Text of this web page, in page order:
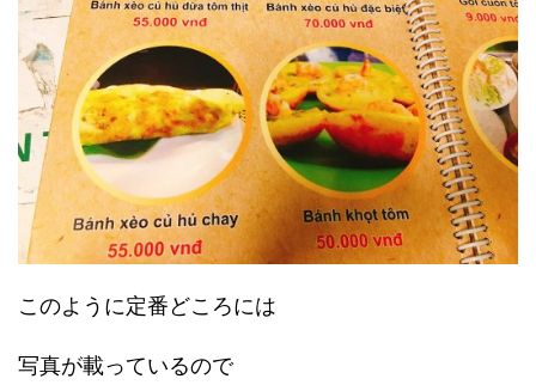
このように定番どころには
写真が載っているので